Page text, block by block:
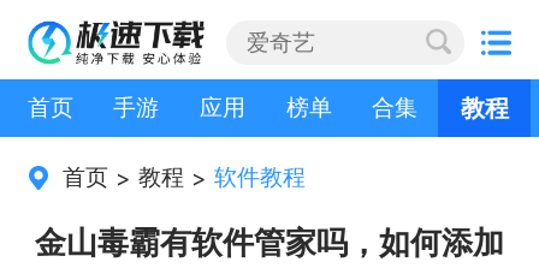
首页 手游 应用 榜单 合集 教程
首页 > 教程 > 软件教程
金山毒霸有软件管家吗，如何添加